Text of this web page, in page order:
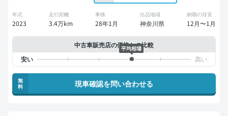
年式
2023
走行距離
3.4万km
車検
28年1月
出品地域
神奈川県
納期の目安
12月〜1月
中古車販売店の価格との比較
平均相場
無
料
現車確認を問い合わせる